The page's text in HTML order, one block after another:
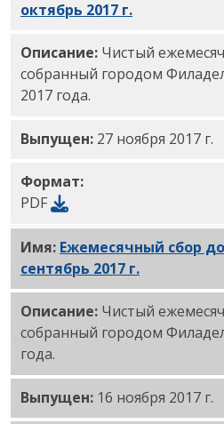
октябрь 2017 г.PDF
Описание: Чистый
собранный городом
2017 года.
Выпущен: 27 ноября 2017 г.
Формат:
PDF
Имя: Ежемесячный сбор
сентябрь 2017 г.PDF
Описание: Чистый
собранный городом
года.
Выпущен: 16 ноября 2017 г.